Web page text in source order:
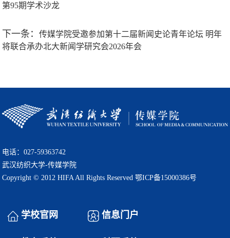
第95期学术沙龙
下一条：传媒学院受邀参加第十二届新闻史论青年论坛 明年
将联合承办北大新闻学研究会2026年会
电话：027-59363742
武汉纺织大学-传媒学院
Copyright © 2012 HIFA All Rights Reserved 鄂ICP备15000386号
学校官网 信息门户